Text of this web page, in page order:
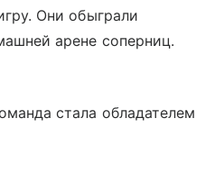
Они обыграли
арене соперниц.
стала обладателем